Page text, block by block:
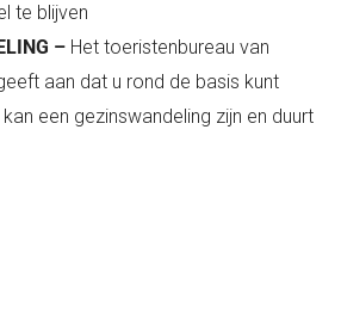
te blijven
– Het toeristenbureau van
aan dat u rond de basis kunt
een gezinswandeling zijn en duurt